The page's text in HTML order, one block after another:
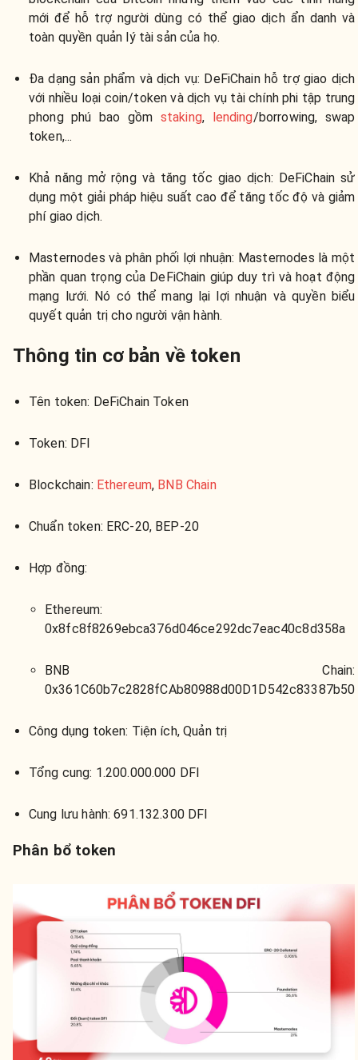
mới để hỗ trợ người dùng có thể giao dịch ẩn danh và
toàn quyền quản lý tài sản của họ.
Đa dạng sản phẩm và dịch vụ: DeFiChain hỗ trợ giao dịch
với nhiều loại coin/token và dịch vụ tài chính phi tập trung
phong phú bao gồm staking, lending/borrowing, swap
token,...
Khả năng mở rộng và tăng tốc giao dịch: DeFiChain sử
dụng một giải pháp hiệu suất cao để tăng tốc độ và giảm
phí giao dịch.
Masternodes và phân phối lợi nhuận: Masternodes là một
phần quan trọng của DeFiChain giúp duy trì và hoạt động
mạng lưới. Nó có thể mang lại lợi nhuận và quyền biểu
quyết quản trị cho người vận hành.
Thông tin cơ bản về token
Tên token: DeFiChain Token
Token: DFI
Blockchain: Ethereum, BNB Chain
Chuẩn token: ERC-20, BEP-20
Hợp đồng:
Ethereum:
0x8fc8f8269ebca376d046ce292dc7eac40c8d358a
BNB Chain:
0x361C60b7c2828fCAb80988d00D1D542c83387b50
Công dụng token: Tiện ích, Quản trị
Tổng cung: 1.200.000.000 DFI
Cung lưu hành: 691.132.300 DFI
Phân bổ token